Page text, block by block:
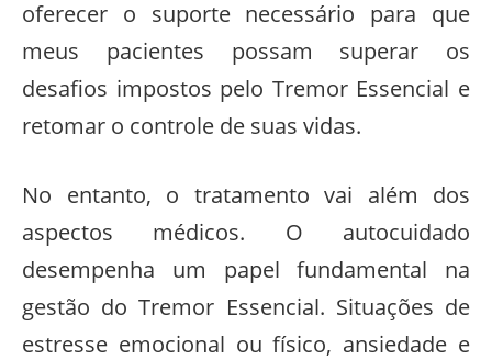
oferecer o suporte necessário para que
meus pacientes possam superar os
desafios impostos pelo Tremor Essencial e
retomar o controle de suas vidas.
No entanto, o tratamento vai além dos
aspectos médicos. O autocuidado
desempenha um papel fundamental na
gestão do Tremor Essencial. Situações de
estresse emocional ou físico, ansiedade e